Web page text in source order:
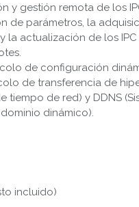
y gestión remota de los
de parámetros, la
la actualización de los
de configuración
de transferencia de
tiempo de red) y DDNS
dinámico).
incluido)